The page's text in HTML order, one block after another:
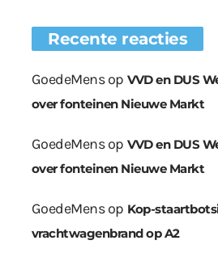
Recente reacties
GoedeMensop VVD en DUS
over fonteinen Nieuwe Markt
GoedeMensop VVD en DUS
over fonteinen Nieuwe Markt
GoedeMensop Kop-
vrachtwagenbrand op A2